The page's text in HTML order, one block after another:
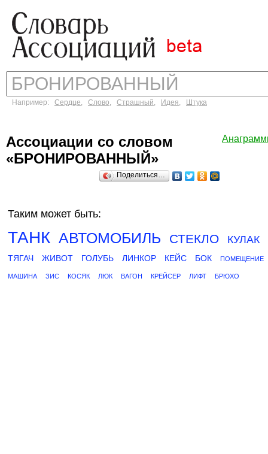
Например: Сердце, Слово, Страшный, Идея, Штука
Ассоциации со словом
«БРОНИРОВАННЫЙ»
Поделиться…
Таким может быть:
ТАНК АВТОМОБИЛЬ СТЕКЛО КУЛАК
ТЯГАЧ ЖИВОТ ГОЛУБЬ ЛИНКОР КЕЙС БОК ПОМЕЩЕНИЕ
МАШИНА ЗИС КОСЯК ЛЮК ВАГОН КРЕЙСЕР ЛИФТ БРЮХО